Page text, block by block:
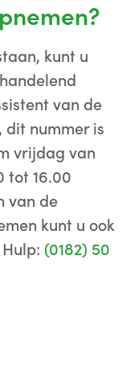
kunt u
van de
, dit nummer is
vrijdag van
tot 16.00
van de
kunt u ook
(0182) 50